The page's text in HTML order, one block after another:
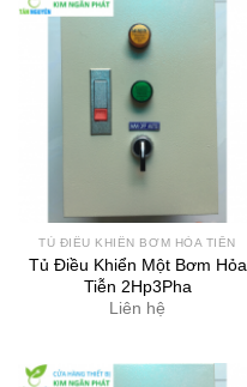
TỦ ĐIỀU KHIỂN BƠM HỎA TIỄN
Tủ Điều Khiển Một Bơm Hỏa
Tiễn 2Hp3Pha
Liên hệ